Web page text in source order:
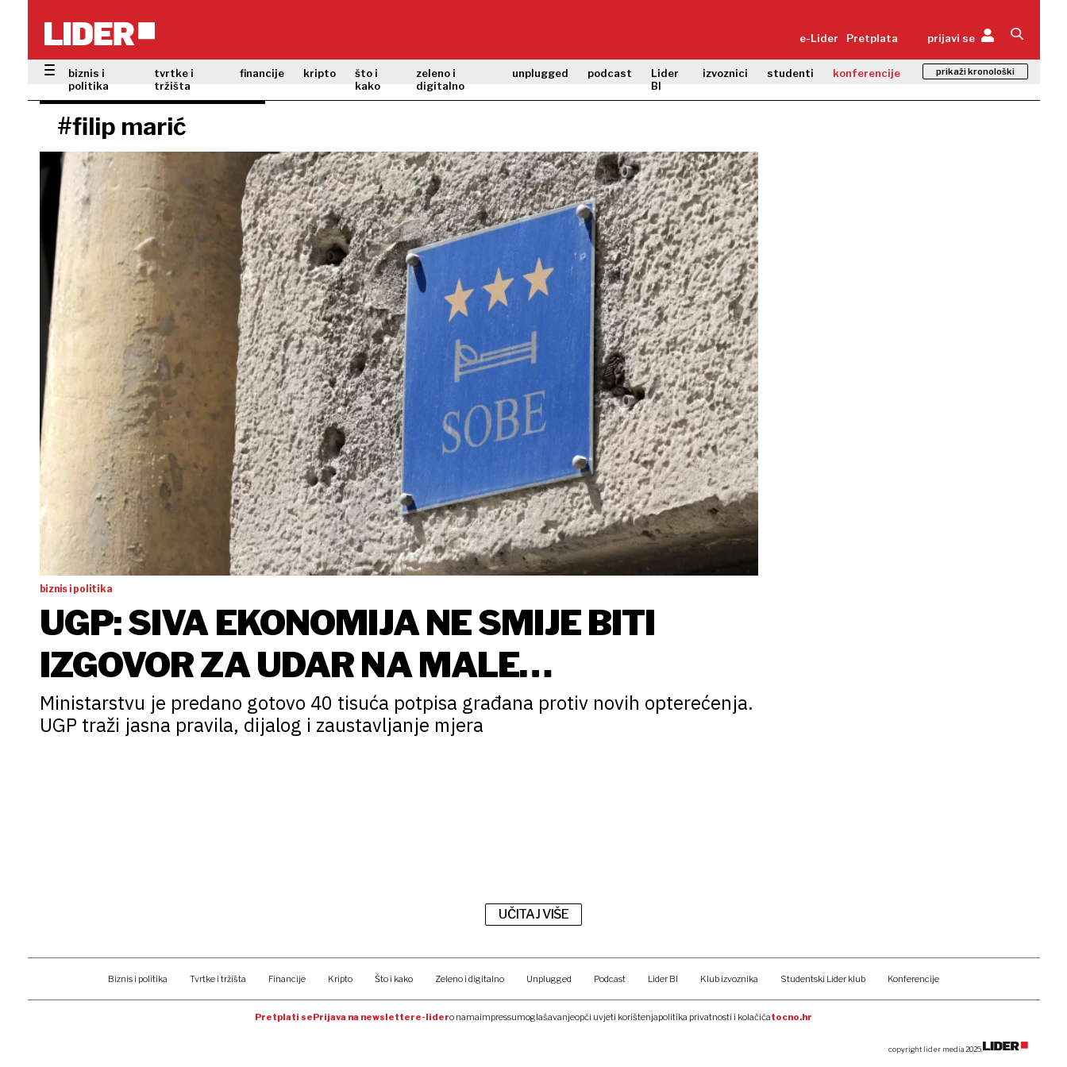
e-Lider Pretplata prijavi se
biznis i
politika
tvrtke i
tržišta
financije kripto
što i
kako
zeleno i
digitalno
unplugged podcast
Lider
BI
izvoznici studenti konferencije prikaži kronološki
#filip marić
biznis i politika
UGP: SIVA EKONOMIJA NE SMIJE BITI
IZGOVOR ZA UDAR NA MALE
PODUZETNIKE
Ministarstvu je predano gotovo 40 tisuća potpisa građana protiv novih opterećenja.
UGP traži jasna pravila, dijalog i zaustavljanje mjera
UČITAJ VIŠE
Biznis i politika Tvrtke i tržišta Financije Kripto Što i kako Zeleno i digitalno Unplugged Podcast Lider BI Klub izvoznika Studentski Lider klub Konferencije
Pretplati sePrijava na newslettere-lidero namaimpressumoglašavanjeopći uvjeti korištenjapolitika privatnosti i kolačićatocno.hr
copyright lider media 2025.